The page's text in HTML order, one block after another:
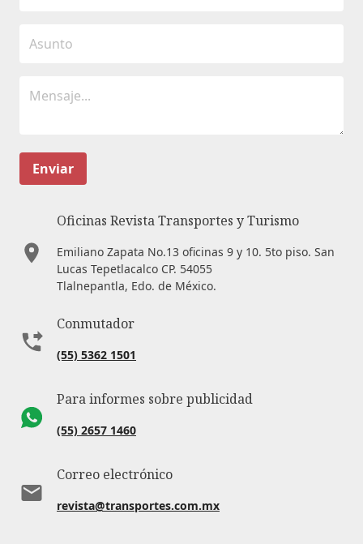
Enviar
Oficinas Revista Transportes y Turismo
Emiliano Zapata No.13 oficinas 9 y 10. 5to piso. San
Lucas Tepetlacalco CP. 54055
Tlalnepantla, Edo. de México.
Conmutador
(55) 5362 1501
Para informes sobre publicidad
(55) 2657 1460
Correo electrónico
revista@transportes.com.mx